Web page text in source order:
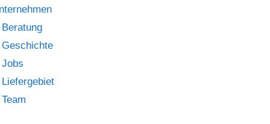
Beratung
Geschichte
Jobs
Liefergebiet
Team